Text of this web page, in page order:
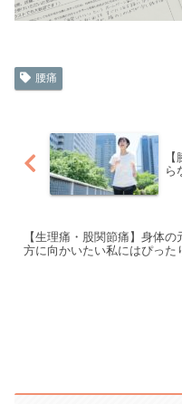
腰痛
ら
【生理痛・股関節痛】身体の
方に向かいたい私にはぴった